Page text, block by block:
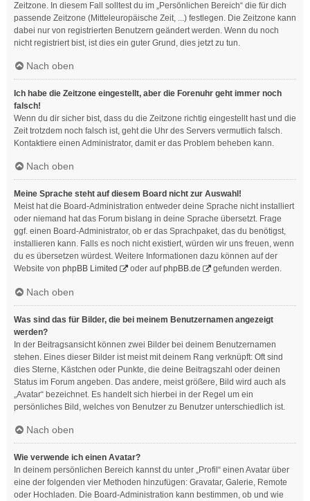
Zeitzone. In diesem Fall solltest du im „Persönlichen Bereich“ die für dich
passende Zeitzone (Mitteleuropäische Zeit, ...) festlegen. Die Zeitzone kann
dabei nur von registrierten Benutzern geändert werden. Wenn du noch
nicht registriert bist, ist dies ein guter Grund, dies jetzt zu tun.
Nach oben
Ich habe die Zeitzone eingestellt, aber die Forenuhr geht immer noch
falsch!
Wenn du dir sicher bist, dass du die Zeitzone richtig eingestellt hast und die
Zeit trotzdem noch falsch ist, geht die Uhr des Servers vermutlich falsch.
Kontaktiere einen Administrator, damit er das Problem beheben kann.
Nach oben
Meine Sprache steht auf diesem Board nicht zur Auswahl!
Meist hat die Board-Administration entweder deine Sprache nicht installiert
oder niemand hat das Forum bislang in deine Sprache übersetzt. Frage
ggf. einen Board-Administrator, ob er das Sprachpaket, das du benötigst,
installieren kann. Falls es noch nicht existiert, würden wir uns freuen, wenn
du es übersetzen würdest. Weitere Informationen dazu können auf der
Website von phpBB Limited oder aufphpBB.de gefunden werden.
Nach oben
Was sind das für Bilder, die bei meinem Benutzernamen angezeigt
werden?
In der Beitragsansicht können zwei Bilder bei deinem Benutzernamen
stehen. Eines dieser Bilder ist meist mit deinem Rang verknüpft: Oft sind
dies Sterne, Kästchen oder Punkte, die deine Beitragszahl oder deinen
Status im Forum angeben. Das andere, meist größere, Bild wird auch als
„Avatar“ bezeichnet. Es handelt sich hierbei in der Regel um ein
persönliches Bild, welches von Benutzer zu Benutzer unterschiedlich ist.
Nach oben
Wie verwende ich einen Avatar?
In deinem persönlichen Bereich kannst du unter „Profil“ einen Avatar über
eine der folgenden vier Methoden hinzufügen: Gravatar, Galerie, Remote
oder Hochladen. Die Board-Administration kann bestimmen, ob und wie